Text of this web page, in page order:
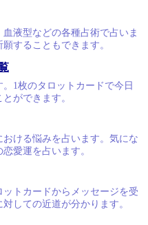
液型などの各種占術で占いま
することもできます。
1枚のタロットカードで今日
ができます。
ける悩みを占います。気にな
愛運を占います。
トカードからメッセージを受
しての近道が分かります。